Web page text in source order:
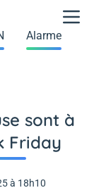
Alarme
sont à
Friday
à 18h10